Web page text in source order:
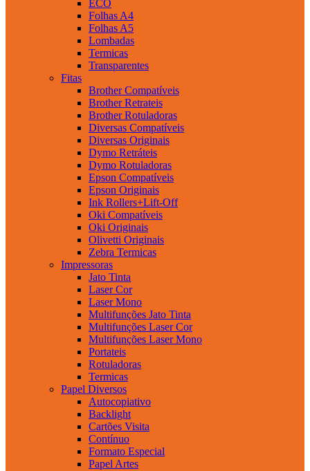
ECO
Folhas A4
Folhas A5
Lombadas
Termicas
Transparentes
Fitas
Brother Compatíveis
Brother Retrateis
Brother Rotuladoras
Diversas Compatíveis
Diversas Originais
Dymo Retráteis
Dymo Rotuladoras
Epson Compatíveis
Epson Originais
Ink Rollers+Lift-Off
Oki Compatíveis
Oki Originais
Olivetti Originais
Zebra Termicas
Impressoras
Jato Tinta
Laser Cor
Laser Mono
Multifunções Jato Tinta
Multifunções Laser Cor
Multifunções Laser Mono
Portateis
Rotuladoras
Termicas
Papel Diversos
Autocopiativo
Backlight
Cartões Visita
Contínuo
Formato Especial
Papel Artes